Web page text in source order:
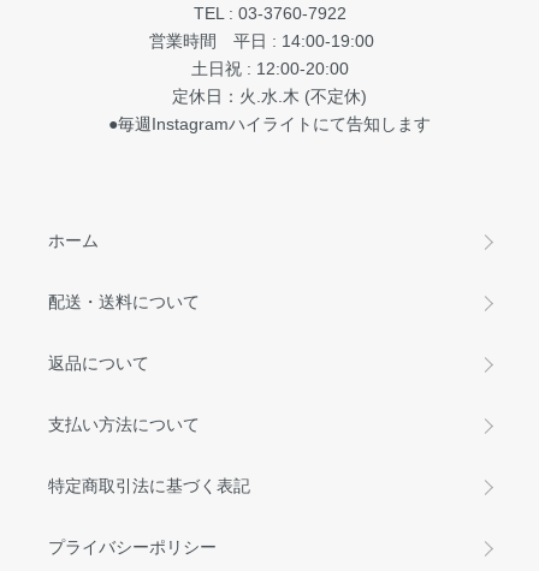
TEL : 03-3760-7922
営業時間 平日 : 14:00-19:00
土日祝 : 12:00-20:00
定休日：火.水.木 (不定休)
●毎週Instagramハイライトにて告知します
ホーム
配送・送料について
返品について
支払い方法について
特定商取引法に基づく表記
プライバシーポリシー